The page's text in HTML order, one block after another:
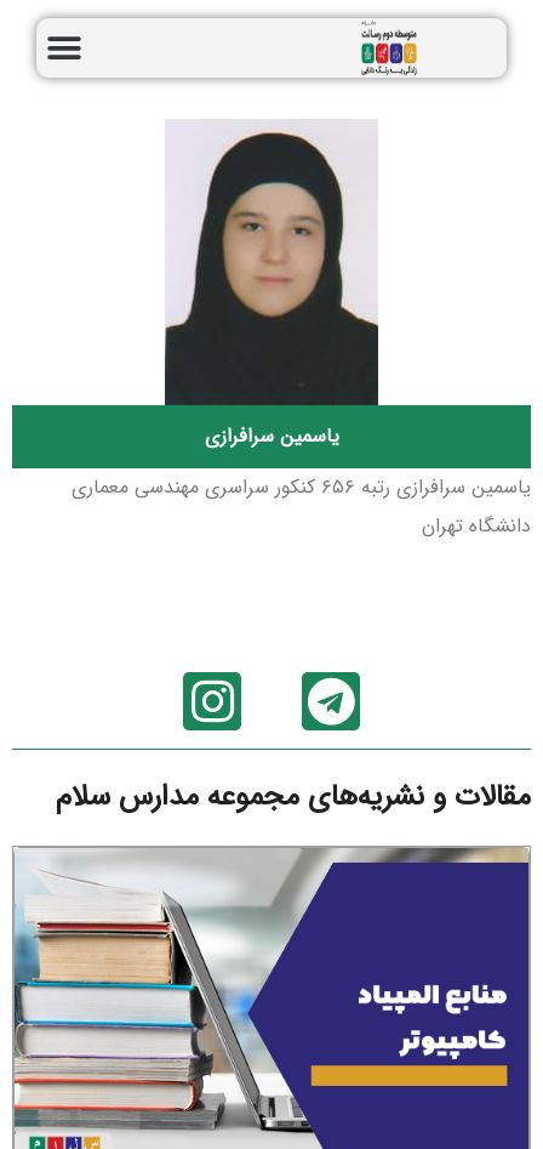
یاسمین سرافرازی
یاسمین سرافرازی رتبه ۶۵۶ کنکور سراسری مهندسی معماری
دانشگاه تهران
مقالات و نشریه‌های مجموعه مدارس سلام